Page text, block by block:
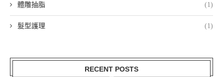
體雕抽脂 (1)
髮型護理 (1)
RECENT POSTS